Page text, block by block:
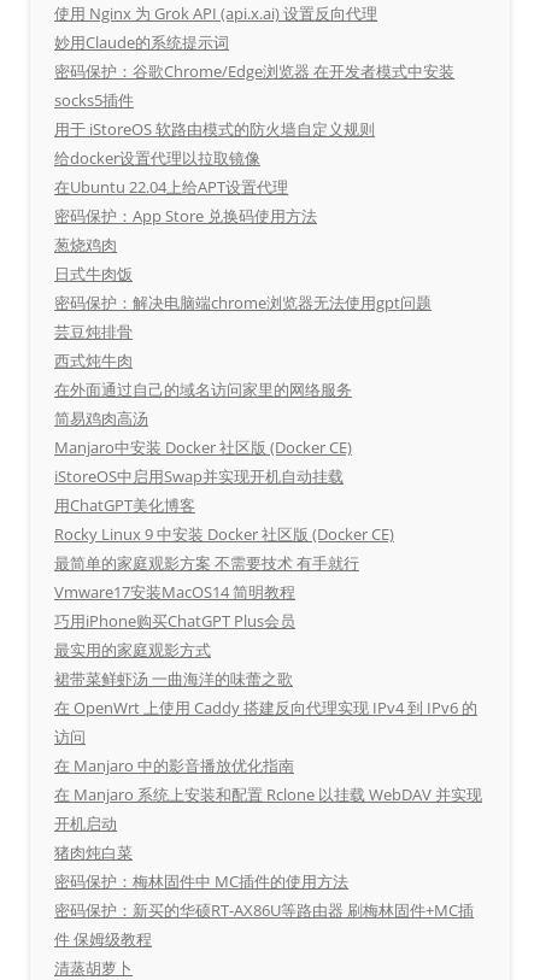
使用 Nginx 为 Grok API (api.x.ai) 设置反向代理
妙用Claude的系统提示词
密码保护：谷歌Chrome/Edge浏览器 在开发者模式中安装
socks5插件
用于 iStoreOS 软路由模式的防火墙自定义规则
给docker设置代理以拉取镜像
在Ubuntu 22.04上给APT设置代理
密码保护：App Store 兑换码使用方法
葱烧鸡肉
日式牛肉饭
密码保护：解决电脑端chrome浏览器无法使用gpt问题
芸豆炖排骨
西式炖牛肉
在外面通过自己的域名访问家里的网络服务
简易鸡肉高汤
Manjaro中安装 Docker 社区版 (Docker CE)
iStoreOS中启用Swap并实现开机自动挂载
用ChatGPT美化博客
Rocky Linux 9 中安装 Docker 社区版 (Docker CE)
最简单的家庭观影方案 不需要技术 有手就行
Vmware17安装MacOS14 简明教程
巧用iPhone购买ChatGPT Plus会员
最实用的家庭观影方式
裙带菜鲜虾汤 一曲海洋的味蕾之歌
在 OpenWrt 上使用 Caddy 搭建反向代理实现 IPv4 到 IPv6 的
访问
在 Manjaro 中的影音播放优化指南
在 Manjaro 系统上安装和配置 Rclone 以挂载 WebDAV 并实现
开机启动
猪肉炖白菜
密码保护：梅林固件中 MC插件的使用方法
密码保护：新买的华硕RT-AX86U等路由器 刷梅林固件+MC插
件 保姆级教程
清蒸胡萝卜